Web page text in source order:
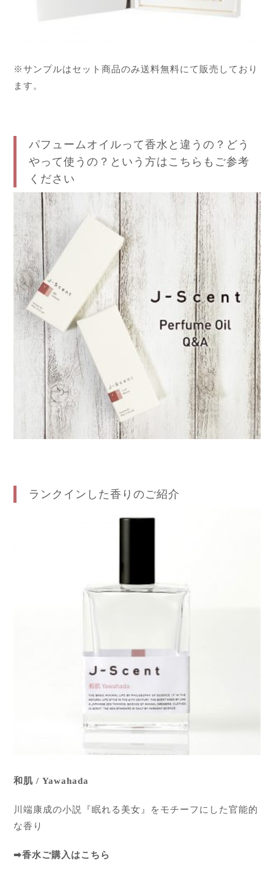
※サンプルはセット商品のみ送料無料にて販売しており
ます。
パフュームオイルって香水と違うの？どう
やって使うの？という方はこちらもご参考
ください
ランクインした香りのご紹介
和肌 / Yawahada
川端康成の小説『眠れる美女』をモチーフにした官能的
な香り
➡香水ご購入はこちら